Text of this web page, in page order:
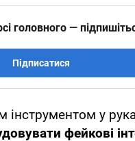
головного —
Підписатися
у
фейкові